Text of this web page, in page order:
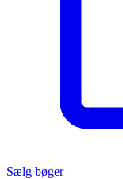
Sælg bøger